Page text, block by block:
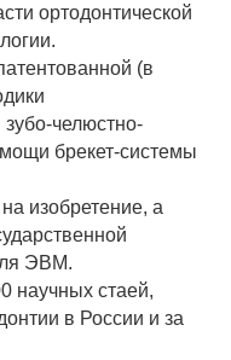
ортодонтической
(в
зубо-челюстно-
брекет-системы
изобретение, а
ЭВМ.
научных стаей,
в России и за